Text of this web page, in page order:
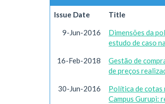
Issue Date Title
9-Jun-2016
Dimensões da
estudo de caso
16-Feb-2018
Gestão de
de preços
30-Jun-2016
Política de cotas
Campus Gurupi: